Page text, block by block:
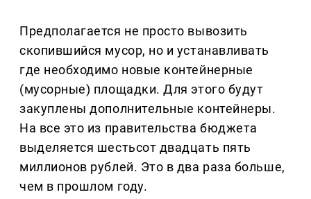
Предполагается не просто вывозить
скопившийся мусор, но и устанавливать
где необходимо новые контейнерные
(мусорные) площадки. Для этого будут
закуплены дополнительные контейнеры.
На все это из правительства бюджета
выделяется шестьсот двадцать пять
миллионов рублей. Это в два раза больше,
чем в прошлом году.